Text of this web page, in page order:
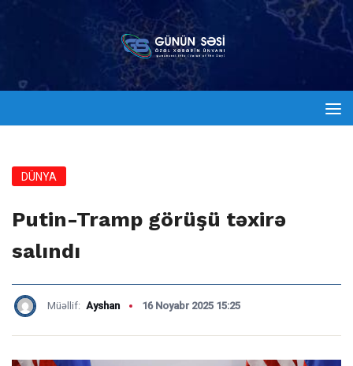
DÜNYA
Putin-Tramp görüşü təxirə
salındı
Müəllif: Ayshan 16 Noyabr 2025 15:25